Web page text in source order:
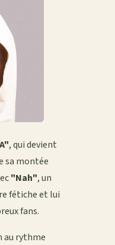
, qui devient
sa montée
"Nah", un
fétiche et lui
fans.
au rythme